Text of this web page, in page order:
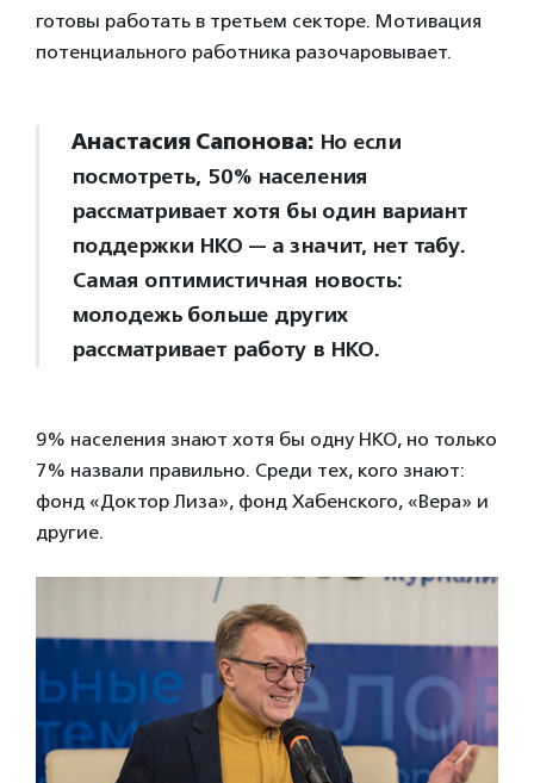
готовы работать в третьем секторе. Мотивация
потенциального работника разочаровывает.
Анастасия Сапонова: Но если
посмотреть, 50% населения
рассматривает хотя бы один вариант
поддержки НКО — а значит, нет табу.
Самая оптимистичная новость:
молодежь больше других
рассматривает работу в НКО.
9% населения знают хотя бы одну НКО, но только
7% назвали правильно. Среди тех, кого знают:
фонд «Доктор Лиза», фонд Хабенского, «Вера» и
другие.